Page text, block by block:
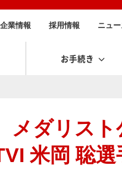
企業情報 採用情報 ニュ
お手続き
メダリスト
米岡 聡選